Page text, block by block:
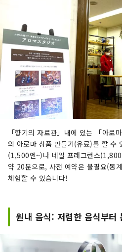
「향기의 자료관」내에 있는 「아로
의 아로마 상품 만들기(유료)를 할 수
(1,500엔~)나 네일 프래그런스
약 20분으로, 사전 예약은 불필요(동
체험할 수 있습니다!
원내 음식: 저렴한 음식부터